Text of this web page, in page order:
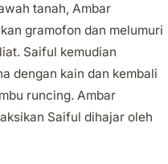
tanah, Ambar
gramofon dan melumuri
Saiful kemudian
dengan kain dan kembali
runcing. Ambar
Saiful dihajar oleh